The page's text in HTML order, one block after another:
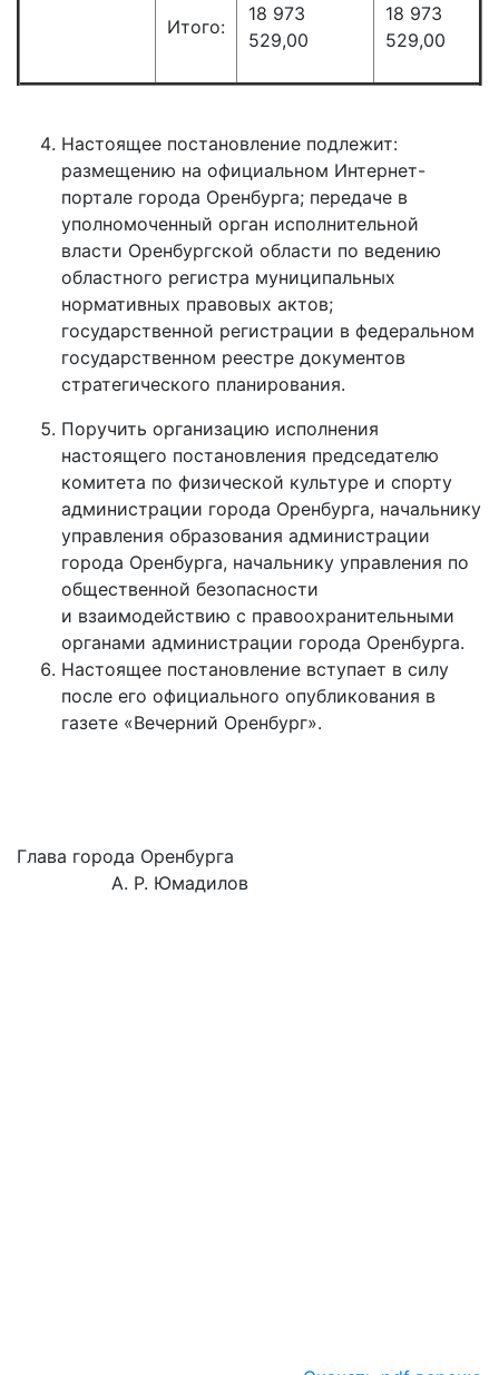
Итого:
18 973
529,00
18 973
529,00
Настоящее постановление подлежит:
размещению на официальном Интернет-
портале города Оренбурга; передаче в
уполномоченный орган исполнительной
власти Оренбургской области по ведению
областного регистра муниципальных
нормативных правовых актов;
государственной регистрации в федеральном
государственном реестре документов
стратегического планирования.
Поручить организацию исполнения
настоящего постановления председателю
комитета по физической культуре и спорту
администрации города Оренбурга, начальнику
управления образования администрации
города Оренбурга, начальнику управления по
общественной безопасности
и взаимодействию с правоохранительными
органами администрации города Оренбурга.
Настоящее постановление вступает в силу
после его официального опубликования в
газете «Вечерний Оренбург».
Глава города Оренбурга
А. Р. Юмадилов